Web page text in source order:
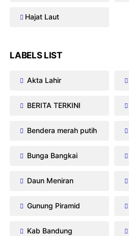
Hajat Laut
LABELS LIST
Akta Lahir
BERITA TERKINI
Bendera merah putih
Bunga Bangkai
Daun Meniran
Gunung Piramid
Kab Bandung